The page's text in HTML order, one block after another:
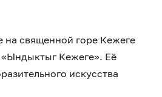
на священной горе Кежеге
Кежеге». Её
искусства